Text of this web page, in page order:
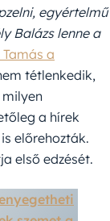
egyértelmű
Balázs lenne a
a
tétlenkedik,
a hírek
előrehozták.
első edzését.